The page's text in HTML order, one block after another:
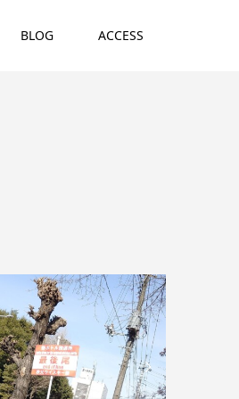
BLOG ACCESS
